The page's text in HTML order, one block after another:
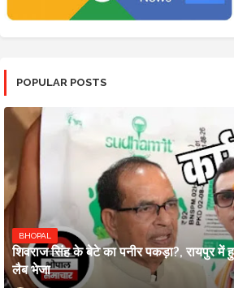
POPULAR POSTS
BHOPAL
शिवराज सिंह के बेटे का पनीर पकड़ा?, रायपुर में
लैब भेजा